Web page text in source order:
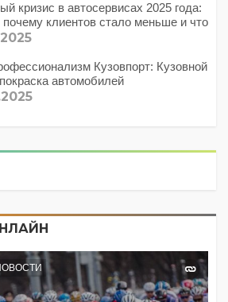
кризис в автосервисах 2025 года:
клиентов стало меньше и что
Кузовпорт: Кузовной
автомобилей